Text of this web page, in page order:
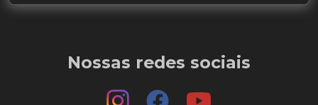
Nossas redes sociais